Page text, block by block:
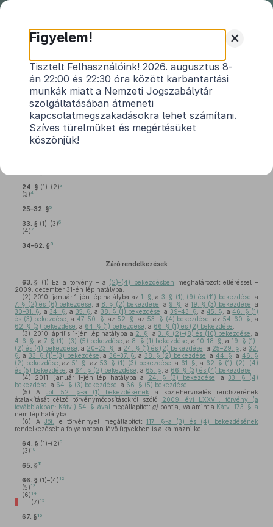
2009. évi CXIII. törvény
a jövedéki adóról és a jövedéki termékek
forgalmazásának különös szabályairól szóló
2003. évi CXXVII. törvénymódosításáról
Hatályos: 2011. 01. 03. – 2012. 06. 26.
24. § (1)–(2) 3
(3)4
25–32. §5
33. § (1)–(3)6
(4)7
34–62. § 8
Záró rendelkezések
63. § (1) Ez a törvény – a (2)–(4) bekezdésben meghatározott eltéréssel –
2009. december 31-én lép hatályba.
(2) 2010. január 1-jén lép hatályba az1. § , a 3. § (1), (9) és (11) bekezdése , a
7. § (2) és (6) bekezdése , a 8. § (2) bekezdése , a 9. § , a19. § (3) bekezdése , a
30–31. §
, a34. § , a 35. § , a 38. § (1) bekezdése , a 39–43. § , a45. § , a46. § (1)
és (3) bekezdése
, a 47–50. § , az 52. § , az53. § (4) bekezdése , az 54–60. §
, a
62. § (3) bekezdése , a 64. § (1) bekezdése , a 66. § (1) és (2) bekezdése
(3) 2010. április 1-jén lép hatályba a 2. § , a3. § (2)–(8) és (10) bekezdése
, a
4–6. §
, a 7. § (1), (3)–(5) bekezdése , a 8. § (1) bekezdése , a 10–18. § , a 19. § (1)–
(2) és (4) bekezdése , a 20–23. § , a 24. § (1) és (2) bekezdése , a 25–29. § , a32.
§ , a 33. § (1)–(3) bekezdése , a 36–37. § , a 38. § (2) bekezdése , a 44. § , a 46. §
(2) bekezdése , az 51. § , az 53. § (1)–(3) bekezdése , a 61. § , a 62. § (1), (2), (4)
és (5) bekezdése , a 64. § (2) bekezdése , a 65. § , a 66. § (3) és (4) bekezdése
(4) 2011. január 1-jén lép hatályba a 24. § (3) bekezdése , a33. § (4)
bekezdése , a 64. § (3) bekezdése , a 66. § (5) bekezdése
(5) A Jöt. 52. §-a (1) bekezdésének a közteherviselés rendszerének
átalakítását célzó törvénymódosításokról szóló
2009. évi LXXVII. törvény (a
továbbiakban: Kátv.) 54. §-ával megállapított g) pontja, valamint a Kátv. 173. §-a
nem lép hatályba.
(6) AJöt. e törvénnyel megállapított117. §-a (3) és (4) bekezdésének
rendelkezéseit a folyamatban lévő ügyekben is alkalmazni kell.
64. § (1)–(2)9
(3) 10
65. § 11
66. § (1)–(4) 12
(5) 13
(6) 14
(7) 15
67. § 16
+
Figyelem!
Tisztelt Felhasználóink! 2026. augusztus 8-
án 22:00 és 22:30 óra között karbantartási
munkák miatt a Nemzeti Jogszabálytár
szolgáltatásában átmeneti
kapcsolatmegszakadásokra lehet számítani.
Szíves türelmüket és megértésüket
köszönjük!